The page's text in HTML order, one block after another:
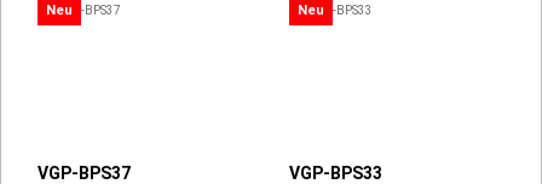
Neu
VGP-BPS37
Neu
VGP-BPS33